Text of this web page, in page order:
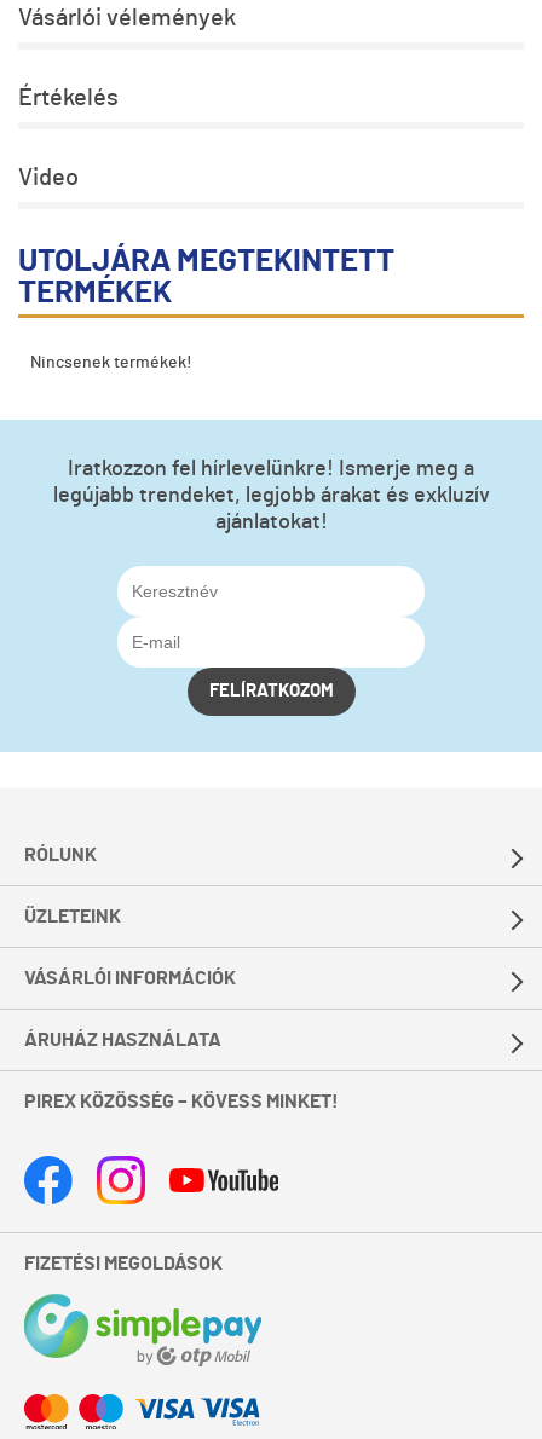
Vásárlói vélemények
Értékelés
Video
UTOLJÁRA MEGTEKINTETT
TERMÉKEK
Nincsenek termékek!
Iratkozzon fel hírlevelünkre! Ismerje meg a
legújabb trendeket, legjobb árakat és exkluzív
ajánlatokat!
FELÍRATKOZOM
RÓLUNK
ÜZLETEINK
VÁSÁRLÓI INFORMÁCIÓK
ÁRUHÁZ HASZNÁLATA
PIREX KÖZÖSSÉG – KÖVESS MINKET!
FIZETÉSI MEGOLDÁSOK